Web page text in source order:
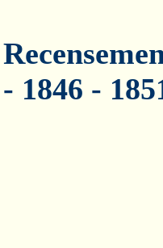
- 1846 -